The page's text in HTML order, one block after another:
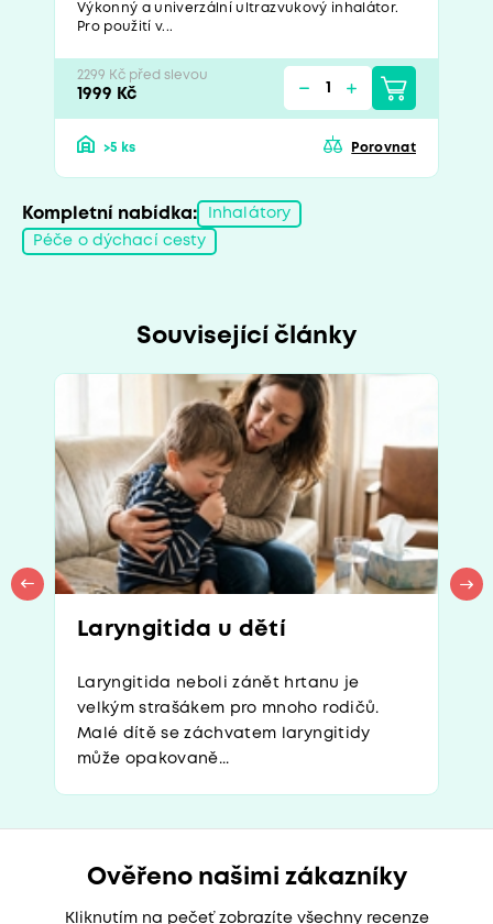
Výkonný a univerzální ultrazvukový inhalátor.
Pro použití v...
2299 Kč před slevou
1999 Kč
>5 ks Porovnat
Kompletní nabídka: Inhalátory
Péče o dýchací cesty
Související články
Laryngitida u dětí
Laryngitida neboli zánět hrtanu je
velkým strašákem pro mnoho rodičů.
Malé dítě se záchvatem laryngitidy
může opakovaně...
Ověřeno našimi zákazníky
Kliknutím na pečeť zobrazíte všechny recenze